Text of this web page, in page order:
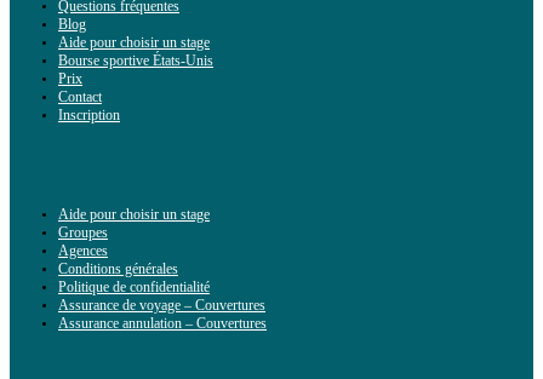
Questions fréquentes
Blog
Aide pour choisir un stage
Bourse sportive États-Unis
Prix
Contact
Inscription
Aide pour choisir un stage
Groupes
Agences
Conditions générales
Politique de confidentialité
Assurance de voyage – Couvertures
Assurance annulation – Couvertures